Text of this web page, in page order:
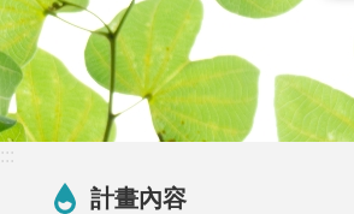
:::
計畫內容